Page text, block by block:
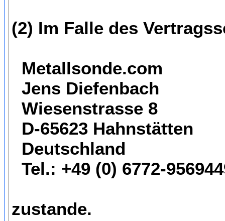
(2) Im Falle des
Metallsonde.com
Jens Diefenbach
Wiesenstrasse 8
D-65623 Hahnstätten
Deutschland
Tel.: +49 (0) 6772-
zustande.